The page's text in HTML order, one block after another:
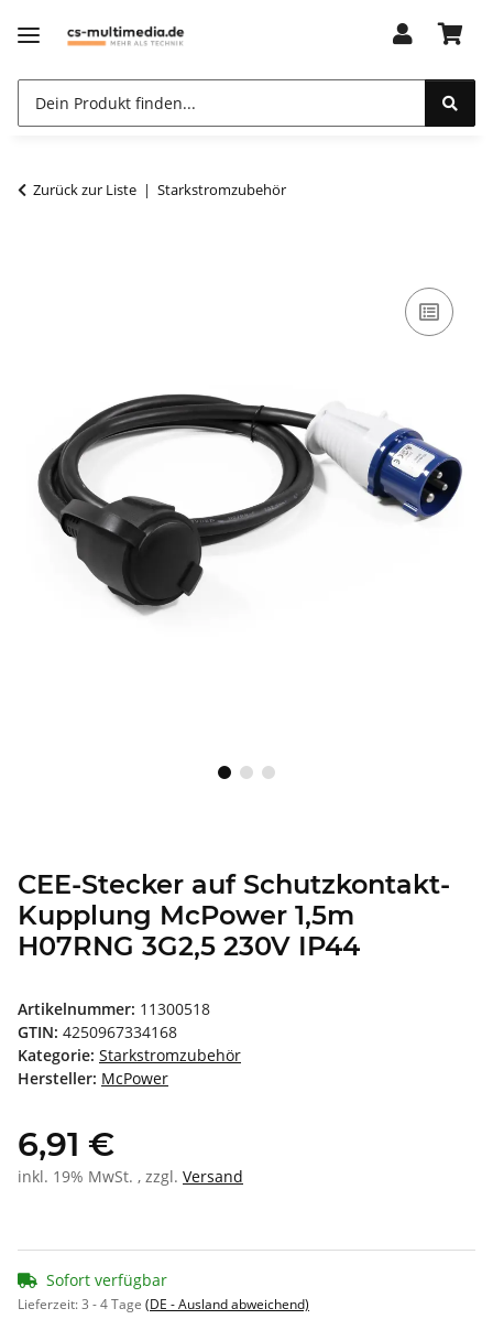
Zurück zur Liste Starkstromzubehör
CEE-Stecker auf Schutzkontakt-
Kupplung McPower 1,5m
H07RNG 3G2,5 230V IP44
Artikelnummer: 11300518
GTIN: 4250967334168
Kategorie: Starkstromzubehör
Hersteller: McPower
6,91 €
inkl. 19% MwSt. , zzgl. Versand
Sofort verfügbar
Lieferzeit:3 - 4 Tage (DE - Ausland abweichend)